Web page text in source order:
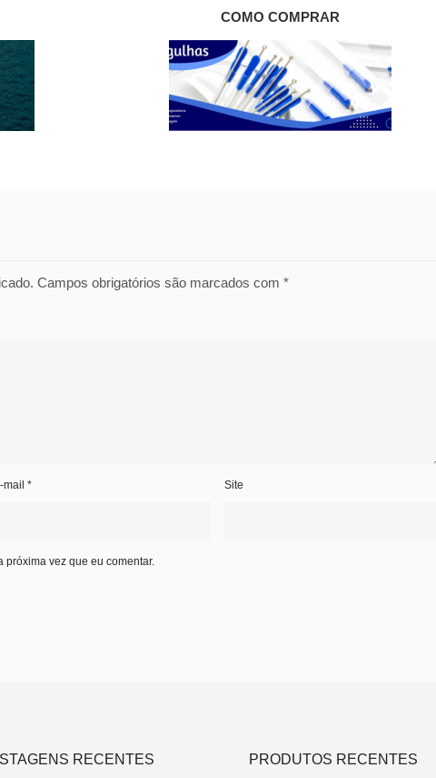
COMO COMPRAR
Campos obrigatórios são marcados com *
mail * Site
vez que eu comentar.
RECENTES PRODUTOS RECENTES